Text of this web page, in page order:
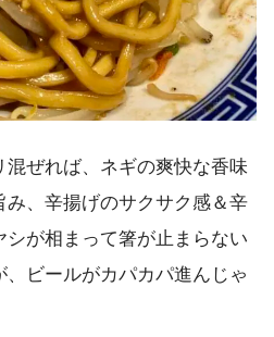
ぜれば、ネギの爽快な香味
み、辛揚げのサクサク感＆辛
が相まって箸が止まらない
ビールがカパカパ進んじゃ